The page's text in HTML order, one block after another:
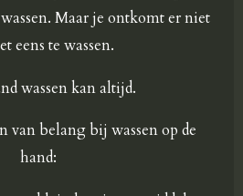
Maar je ontkomt er niet
eens te wassen.
wassen kan altijd.
van belang bij wassen op de
hand: